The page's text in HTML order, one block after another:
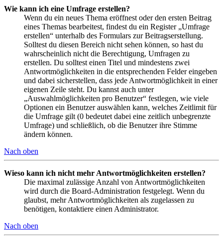
Wie kann ich eine Umfrage erstellen?
Wenn du ein neues Thema eröffnest oder den ersten Beitrag
eines Themas bearbeitest, findest du ein Register „Umfrage
erstellen“ unterhalb des Formulars zur Beitragserstellung.
Solltest du diesen Bereich nicht sehen können, so hast du
wahrscheinlich nicht die Berechtigung, Umfragen zu
erstellen. Du solltest einen Titel und mindestens zwei
Antwortmöglichkeiten in die entsprechenden Felder eingeben
und dabei sicherstellen, dass jede Antwortmöglichkeit in einer
eigenen Zeile steht. Du kannst auch unter
„Auswahlmöglichkeiten pro Benutzer“ festlegen, wie viele
Optionen ein Benutzer auswählen kann, welches Zeitlimit für
die Umfrage gilt (0 bedeutet dabei eine zeitlich unbegrenzte
Umfrage) und schließlich, ob die Benutzer ihre Stimme
ändern können.
Nach oben
Wieso kann ich nicht mehr Antwortmöglichkeiten erstellen?
Die maximal zulässige Anzahl von Antwortmöglichkeiten
wird durch die Board-Administration festgelegt. Wenn du
glaubst, mehr Antwortmöglichkeiten als zugelassen zu
benötigen, kontaktiere einen Administrator.
Nach oben